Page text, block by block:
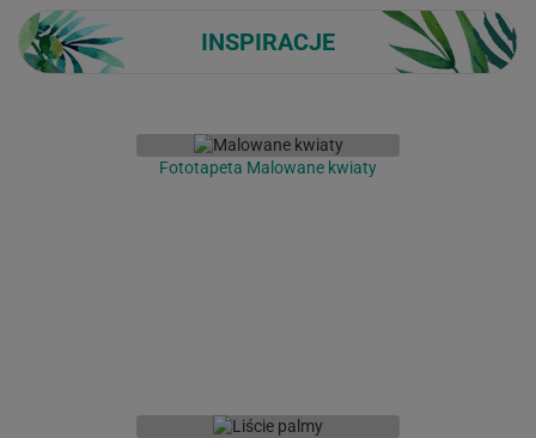
INSPIRACJE
Fototapeta Malowane kwiaty